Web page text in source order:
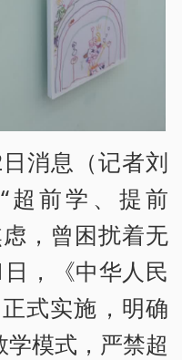
消息（记者刘
超前学、提前
，曾困扰着无
，《中华人民
式实施，明确
学模式，严禁超